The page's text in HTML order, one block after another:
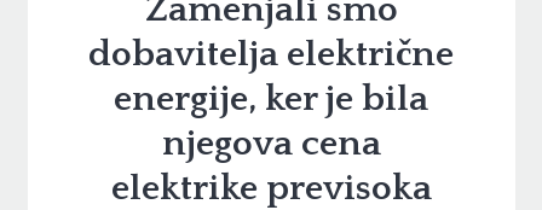
Zamenjali smo
dobavitelja električne
energije, ker je bila
njegova cena
elektrike previsoka